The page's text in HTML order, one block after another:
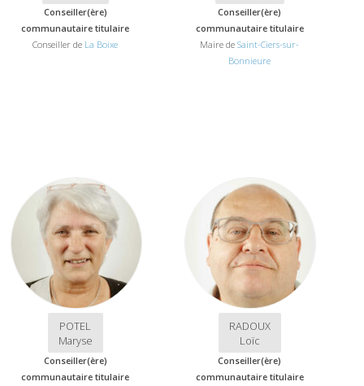
Conseiller(ère)
communautaire titulaire
Conseiller de La Boixe
Conseiller(ère)
communautaire titulaire
Maire deSaint-Ciers-sur-
Bonnieure
POTEL
Maryse
Conseiller(ère)
communautaire titulaire
RADOUX
Loïc
Conseiller(ère)
communautaire titulaire